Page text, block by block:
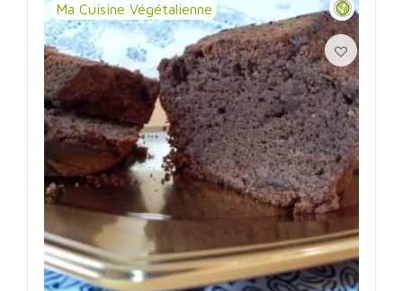
Ma Cuisine Végétalienne